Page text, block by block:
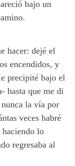
bajo un
hacer: dejé el
encendidos, y
precipité bajo el
hasta que me di
nunca la vía por
veces habré
haciendo lo
regresaba al